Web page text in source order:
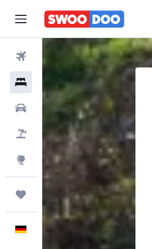
Hotels
Mietwagen
Pauschalreisen
Explore
Deutsch